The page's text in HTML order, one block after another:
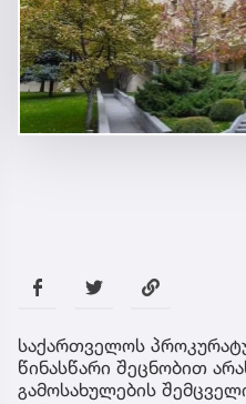
საქართველოს
წინასწარი შეცნობით
გამოსახულების